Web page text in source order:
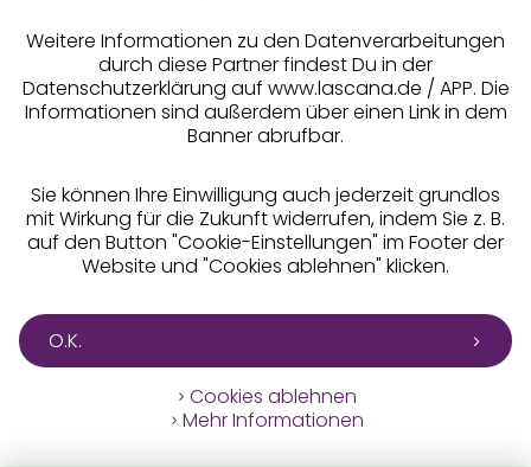
Weitere Informationen zu den Datenverarbeitungen
durch diese Partner findest Du in der
Datenschutzerklärung auf www.lascana.de / APP. Die
Informationen sind außerdem über einen Link in dem
Banner abrufbar.
Sie können Ihre Einwilligung auch jederzeit grundlos
mit Wirkung für die Zukunft widerrufen, indem Sie z. B.
auf den Button "Cookie-Einstellungen" im Footer der
Website und "Cookies ablehnen" klicken.
O.K.
Cookies ablehnen
Mehr Informationen